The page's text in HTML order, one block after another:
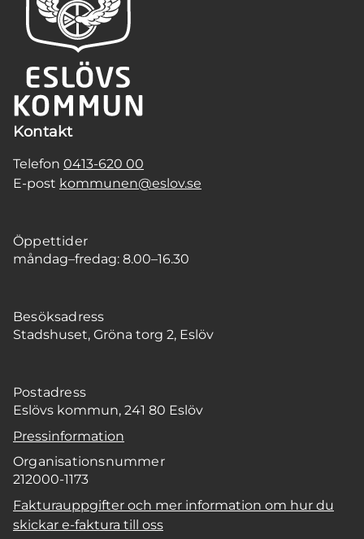
Kontakt
Telefon 0413-620 00
E-post kommunen@eslov.se
Öppettider
måndag–fredag: 8.00–16.30
Besöksadress
Stadshuset, Gröna torg 2, Eslöv
Postadress
Eslövs kommun, 241 80 Eslöv
Pressinformation
Organisationsnummer
212000-1173
Fakturauppgifter och mer information om hur du
skickar e-faktura till oss